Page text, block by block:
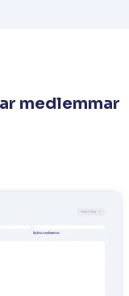
medlemmar